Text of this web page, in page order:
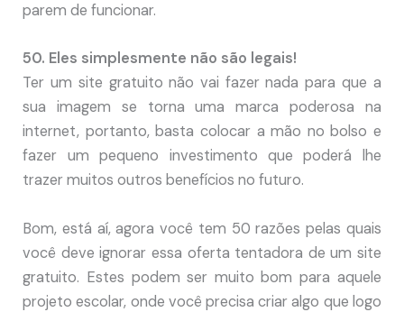
parem de funcionar.
50. Eles simplesmente não são legais!
Ter um site gratuito não vai fazer nada para que a
sua imagem se torna uma marca poderosa na
internet, portanto, basta colocar a mão no bolso e
fazer um pequeno investimento que poderá lhe
trazer muitos outros benefícios no futuro.
Bom, está aí, agora você tem 50 razões pelas quais
você deve ignorar essa oferta tentadora de um site
gratuito. Estes podem ser muito bom para aquele
projeto escolar, onde você precisa criar algo que logo